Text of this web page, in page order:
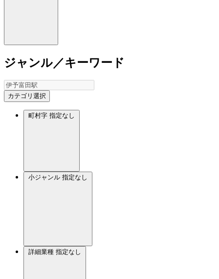
ジャンル／キーワード
カテゴリ選択
町村字 指定なし
小ジャンル 指定なし
詳細業種 指定なし